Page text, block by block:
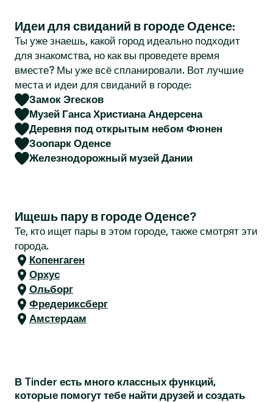
r
Идеи для свиданий в городе Оденсе:
Ты уже знаешь, какой город идеально подходит
для знакомства, но как вы проведете время
вместе? Мы уже всё спланировали. Вот лучшие
места и идеи для свиданий в городе:
Замок Эгесков
Музей Ганса Христиана Андерсена
Деревня под открытым небом Фюнен
Зоопарк Оденсе
Железнодорожный музей Дании
Ищешь пару в городе Оденсе?
Те, кто ищет пары в этом городе, также смотрят эти
города.
Копенгаген
Орхус
Ольборг
Фредериксберг
Амстердам
В Tinder есть много классных функций,
которые помогут тебе найти друзей и создать